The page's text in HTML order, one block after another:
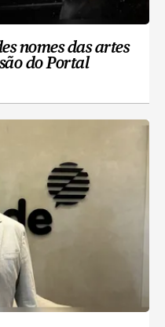
nomes das artes
do Portal